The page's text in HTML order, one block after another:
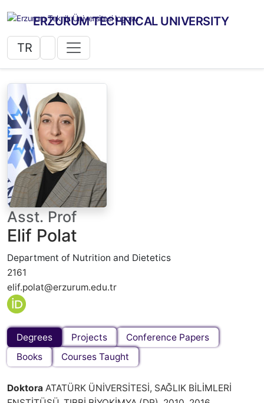
ERZURUM TECHNICAL UNIVERSITY
TR
Asst. Prof
Elif Polat
Department of Nutrition and Dietetics
2161
elif.polat@erzurum.edu.tr
Degrees Projects
Conference Papers
Books
Courses Taught
Doktora ATATÜRK ÜNİVERSİTESİ, SAĞLIK BİLİMLERİ